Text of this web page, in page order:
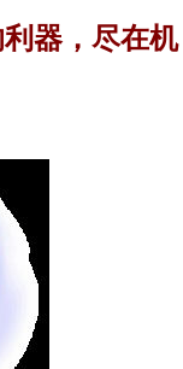
器，尽在机